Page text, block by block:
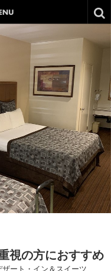
視の方におすすめ
ート・イン＆スイーツ